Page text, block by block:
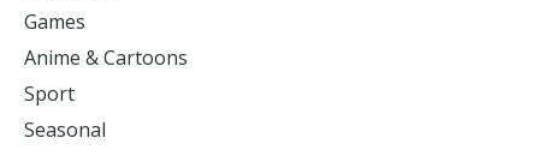
Games
Anime & Cartoons
Sport
Seasonal